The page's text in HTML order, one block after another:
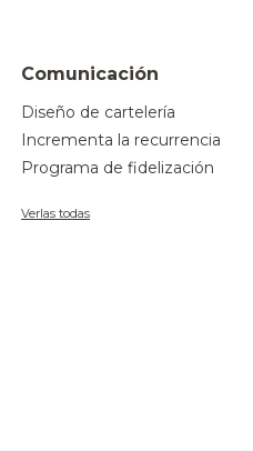
Comunicación
Diseño de cartelería
Incrementa la recurrencia
Programa de fidelización
Verlas todas